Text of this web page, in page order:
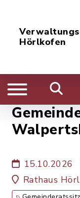
Hörlkofen
15.10.2026
Rathaus